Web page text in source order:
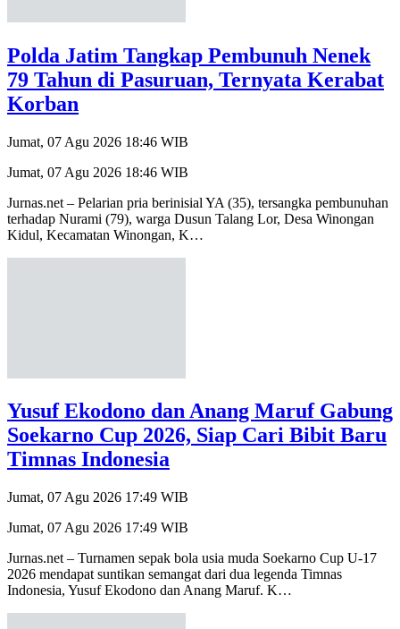
79 Tahun di Pasuruan, Ternyata Kerabat
Korban
Jumat, 07 Agu 2026 18:46 WIB
Jurnas.net – Pelarian pria berinisial YA (35), tersangka pembunuhan
terhadap Nurami (79), warga Dusun Talang Lor, Desa Winongan
Kidul, Kecamatan Winongan, K…
Soekarno Cup 2026, Siap Cari Bibit Baru
Timnas Indonesia
Jumat, 07 Agu 2026 17:49 WIB
Jurnas.net – Turnamen sepak bola usia muda Soekarno Cup U-17
2026 mendapat suntikan semangat dari dua legenda Timnas
Indonesia, Yusuf Ekodono dan Anang Maruf. K…